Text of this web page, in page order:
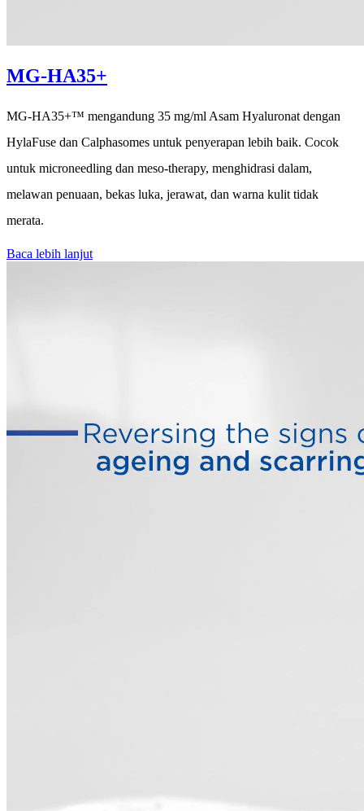
MG-HA35+
MG-HA35+™ mengandung 35 mg/ml Asam Hyaluronat dengan
HylaFuse dan Calphasomes untuk penyerapan lebih baik. Cocok
untuk microneedling dan meso-therapy, menghidrasi dalam,
melawan penuaan, bekas luka, jerawat, dan warna kulit tidak
merata.
Baca lebih lanjut